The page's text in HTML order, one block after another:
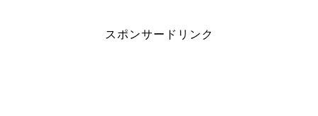
スポンサードリンク